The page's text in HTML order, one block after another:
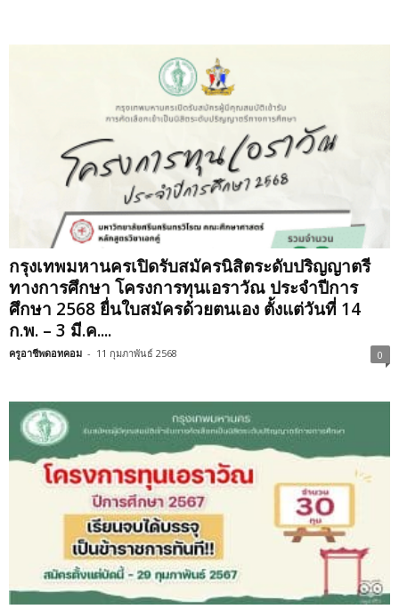
กรุงเทพมหานครเปิดรับสมัครนิสิตระดับปริญญาตรี
ทางการศึกษา โครงการทุนเอราวัณ ประจำปีการ
ศึกษา 2568 ยื่นใบสมัครด้วยตนเอง ตั้งแต่วันที่ 14
ก.พ. – 3 มี.ค....
ครูอาชีพดอทคอม - 11 กุมภาพันธ์ 2568 0